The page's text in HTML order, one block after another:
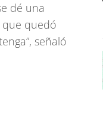
dé una
que quedó
señaló